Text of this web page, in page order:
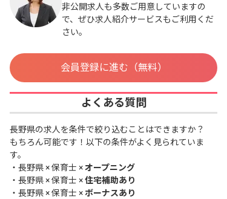
非公開求人も多数ご用意していますの
で、ぜひ求人紹介サービスもご利用くだ
さい。
会員登録に進む（無料）
よくある質問
長野県の求人を条件で絞り込むことはできますか？
もちろん可能です！以下の条件がよく見られていま
す。
・ 長野県 × 保育士 ×オープニング
・ 長野県 × 保育士 ×住宅補助あり
・ 長野県 × 保育士 ×ボーナスあり